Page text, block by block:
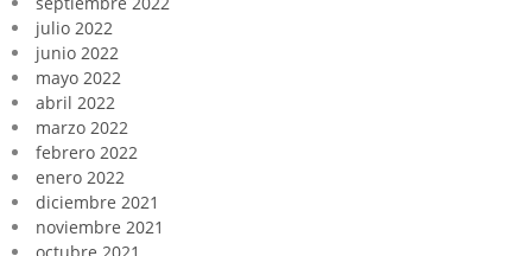
julio 2022
junio 2022
mayo 2022
abril 2022
marzo 2022
febrero 2022
enero 2022
diciembre 2021
noviembre 2021